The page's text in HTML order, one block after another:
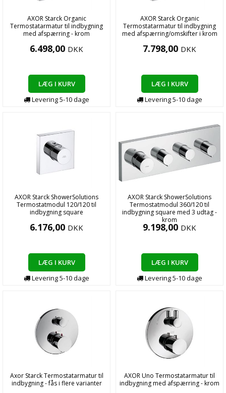
AXOR Starck Organic
Termostatarmatur til indbygning
med afspærring - krom
6.498,00 DKK
LÆG I KURV
Levering5-10dage
AXOR Starck Organic
Termostatarmatur til indbygning
med afspærring/omskifter i krom
7.798,00 DKK
LÆG I KURV
Levering5-10dage
AXOR Starck ShowerSolutions
Termostatmodul 120/120 til
indbygning square
6.176,00 DKK
LÆG I KURV
Levering5-10dage
AXOR Starck ShowerSolutions
Termostatmodul 360/120 til
indbygning square med 3 udtag -
krom
9.198,00 DKK
LÆG I KURV
Levering5-10dage
Axor Starck Termostatarmatur til
indbygning - fås i flere varianter
AXOR Uno Termostatarmatur til
indbygning med afspærring - krom